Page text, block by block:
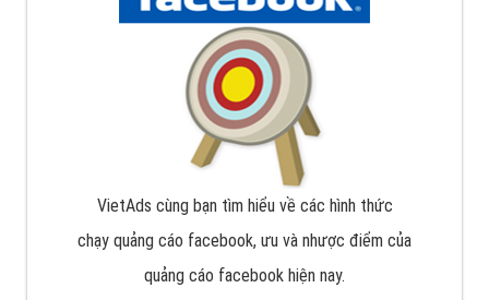
VietAds cùng bạn tìm hiểu về các hình thức
chạy quảng cáo facebook, ưu và nhược điểm của
quảng cáo facebook hiện nay.